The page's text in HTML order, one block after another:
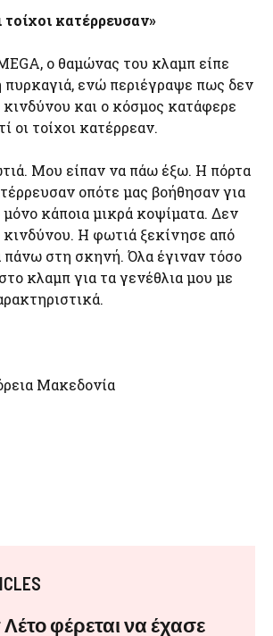
κατέρρευσαν»
ο θαμώνας του κλαμπ είπε
ενώ περιέγραψε πως δεν
κινδύνου και ο κόσμος κατάφερε
οι τοίχοι κατέρρεαν.
Μου είπαν να πάω έξω. Η πόρτα
οπότε μας βοήθησαν για
κάποια μικρά κοψίματα. Δεν
κινδύνου. Η φωτιά ξεκίνησε από
πάνω στη σκηνή. Όλα έγιναν τόσο
κλαμπ για τα γενέθλια μου με
Μακεδονία
φέρεται να έχασε